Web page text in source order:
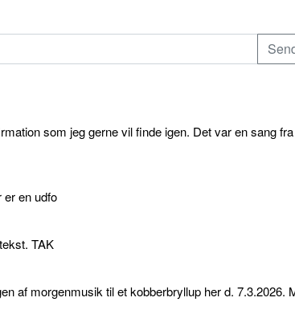
som jeg gerne vil finde igen. Det var en sang fra
er en udfo
TAK
af morgenmusik til et kobberbryllup her d. 7.3.2026.